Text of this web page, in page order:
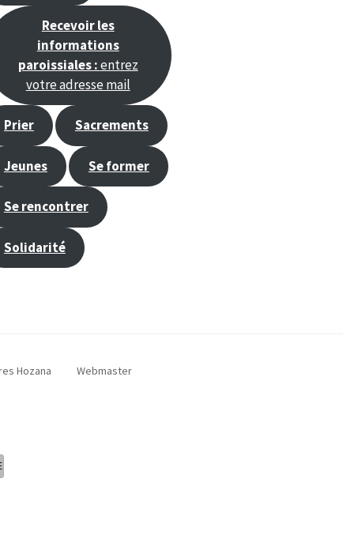
Recevoir les
informations
paroissiales :entrez
votre adresse mail
Prier Sacrements
Jeunes Se former
Se rencontrer
Solidarité
Hozana Webmaster